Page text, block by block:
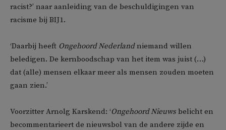
racist?’ naar aanleiding van de beschuldigingen van
racisme bij BIJ1.
‘Daarbij heeft Ongehoord Nederlandniemand willen
beledigen. De kernboodschap van het item was juist (…)
dat (alle) mensen elkaar meer als mensen zouden moeten
gaan zien.’
Voorzitter Arnolg Karskend: ‘Ongehoord Nieuws belicht en
becommentarieert de nieuwsbol van de andere zijde en